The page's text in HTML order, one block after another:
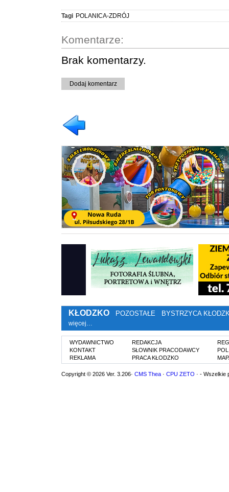
Tagi POLANICA-ZDRÓJ
Komentarze:
Brak komentarzy.
Dodaj komentarz
KŁODZKO POZOSTAŁE BYSTRZYCA
więcej…
WYDAWNICTWO
KONTAKT
REKLAMA
REDAKCJA
SŁOWNIK PRACODAWCY
PRACA KŁODZKO
Copyright © 2026 Ver. 3.206· CMS Thea · CPU ZETO · - Wszelkie